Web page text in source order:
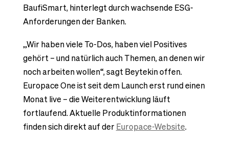
BaufiSmart, hinterlegt durch wachsende ESG-
Anforderungen der Banken.
„Wir haben viele To-Dos, haben viel Positives
gehört – und natürlich auch Themen, an denen wir
noch arbeiten wollen“, sagt Beytekin offen.
Europace One ist seit dem Launch erst rund einen
Monat live – die Weiterentwicklung läuft
fortlaufend. Aktuelle Produktinformationen
finden sich direkt auf derEuropace-Website.